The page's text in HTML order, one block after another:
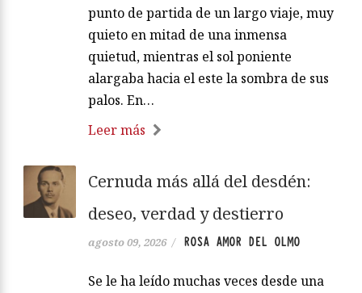
punto de partida de un largo viaje, muy
quieto en mitad de una inmensa
quietud, mientras el sol poniente
alargaba hacia el este la sombra de sus
palos. En…
Leer más
Cernuda más allá del desdén:
deseo, verdad y destierro
agosto 09, 2026 / ROSA AMOR DEL OLMO
Se le ha leído muchas veces desde una